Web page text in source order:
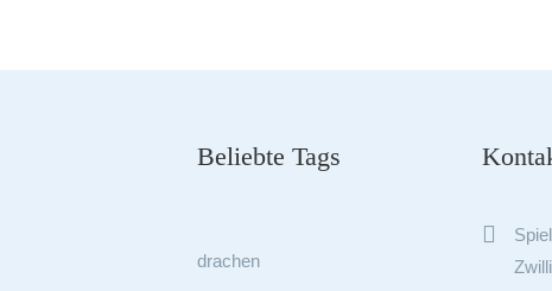
Beliebte Tags
drachen
